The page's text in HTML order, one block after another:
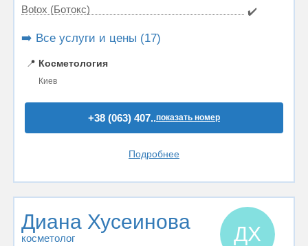
Botox (Ботокс)
✔️
➡️ Все услуги и цены (17)
📍 Косметология
Киев
+38 (063) 407..показать номер
Подробнее
Диана Хусеинова
косметолог ДХ